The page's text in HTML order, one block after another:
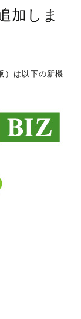
加しま
は以下の新機